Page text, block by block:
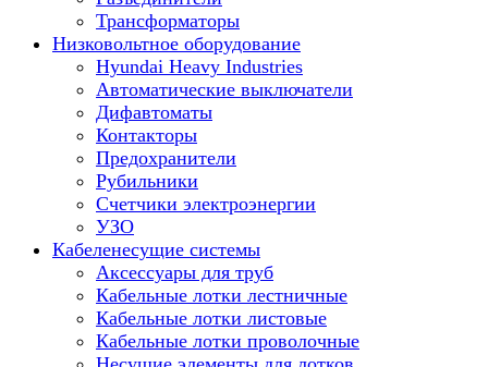
Трансформаторы
Низковольтное оборудование
Hyundai Heavy Industries
Автоматические выключатели
Дифавтоматы
Контакторы
Предохранители
Рубильники
Счетчики электроэнергии
УЗО
Кабеленесущие системы
Аксессуары для труб
Кабельные лотки лестничные
Кабельные лотки листовые
Кабельные лотки проволочные